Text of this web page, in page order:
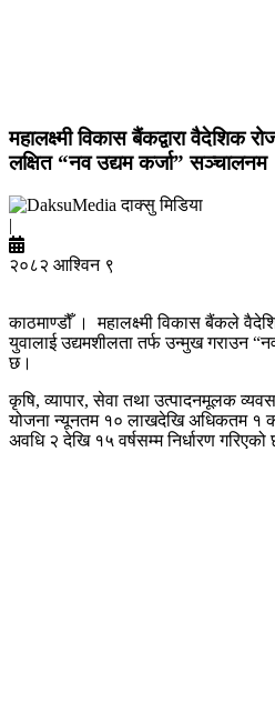
महालक्ष्मी विकास बैंकद्वारा वैदेशिक
लक्षित “नव उद्यम कर्जा” सञ्चालनम
दाक्सु मिडिया
|
२०८२ आश्विन ९
काठमाण्डौँ । महालक्ष्मी विकास बैंकले
युवालाई उद्यमशीलता तर्फ उन्मुख गराउन
छ।
कृषि, व्यापार, सेवा तथा उत्पादनमूलक
योजना न्यूनतम १० लाखदेखि अधिकतम १
अवधि २ देखि १५ वर्षसम्म निर्धारण गरिएको